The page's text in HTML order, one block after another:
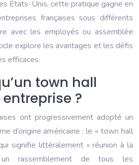
États-Unis, cette pratique gagne en
françaises sous différents
avec les employés ou assemblée
explore les avantages et les défis
efficaces.
town hall
?
ont progressivement adopté un
d’origine américaine : le « town hall
signifie littéralement « réunion à la
rassemblement de tous les